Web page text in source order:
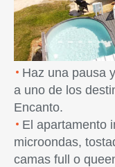
Haz una pausa
a uno de los
Encanto.
El apartamento
microondas,
camas full o